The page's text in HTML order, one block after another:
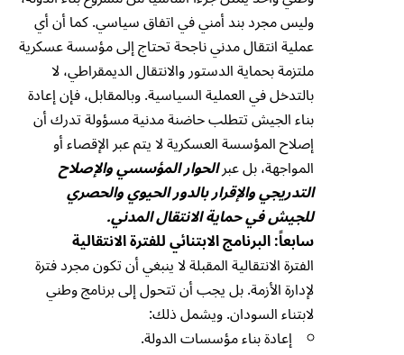
وليس مجرد بند أمني في اتفاق سياسي. كما أن أي
عملية انتقال مدني ناجحة تحتاج إلى مؤسسة عسكرية
ملتزمة بحماية الدستور والانتقال الديمقراطي، لا
بالتدخل في العملية السياسية. وبالمقابل، فإن إعادة
بناء الجيش تتطلب حاضنة مدنية مسؤولة تدرك أن
إصلاح المؤسسة العسكرية لا يتم عبر الإقصاء أو
المواجهة، بل عبرالحوار المؤسسي والإصلاح
التدريجي والإقرار بالدورالحيوي والحصري
للجيش في حماية الانتقال المدني.
سابعاً: البرنامج الابتنائي للفترة الانتقالية
الفترة الانتقالية المقبلة لا ينبغي أن تكون مجرد فترة
لإدارة الأزمة. بل يجب أن تتحول إلى برنامج وطني
لابتناء السودان. ويشمل ذلك:
إعادة بناء مؤسسات الدولة.